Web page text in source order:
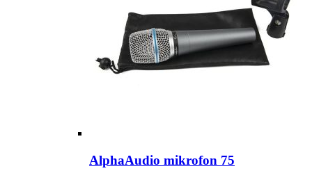
AlphaAudio mikrofon 75